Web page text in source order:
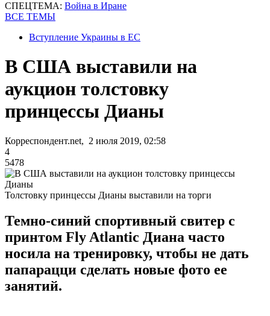
СПЕЦТЕМА: Война в Иране
ВСЕ ТЕМЫ
Вступление Украины в ЕС
В США выставили на
аукцион толстовку
принцессы Дианы
Корреспондент.net, 2 июля 2019, 02:58
4
5478
Толстовку принцессы Дианы выставили на торги
Темно-синий спортивный свитер с
принтом Fly Atlantic Диана часто
носила на тренировку, чтобы не дать
папарацци сделать новые фото ее
занятий.